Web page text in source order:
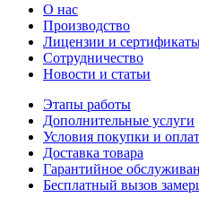
О нас
Производство
Лицензии и
Сотрудничество
Новости и статьи
Этапы работы
Дополнительные услуги
Условия покупки и
Доставка товара
Гарантийное
Бесплатный вызов